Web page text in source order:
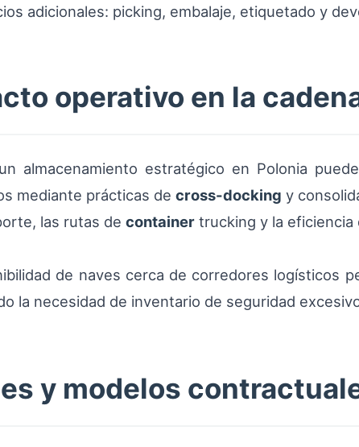
adicionales: picking, embalaje, etiquetado y
operativo en la
almacenamiento estratégico en Polonia
mediante prácticas de cross-docking y
las rutas de container trucking y la eficiencia
de naves cerca de corredores logísticos
la necesidad de inventario de seguridad
y modelos